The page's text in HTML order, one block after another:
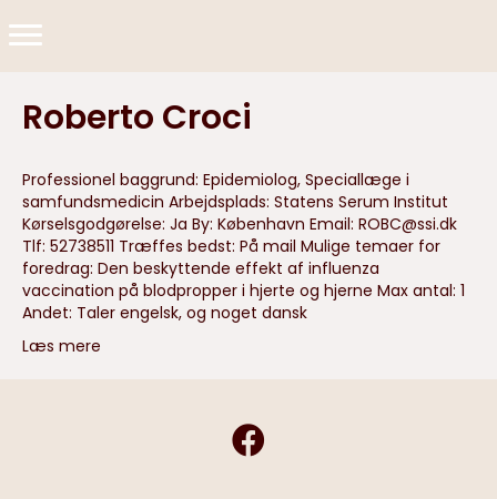
Roberto Croci
Professionel baggrund: Epidemiolog, Speciallæge i
samfundsmedicin Arbejdsplads: Statens Serum Institut
Kørselsgodgørelse: Ja By: København Email: ROBC@ssi.dk
Tlf: 52738511 Træffes bedst: På mail Mulige temaer for
foredrag: Den beskyttende effekt af influenza
vaccination på blodpropper i hjerte og hjerne Max antal: 1
Andet: Taler engelsk, og noget dansk
Læs mere